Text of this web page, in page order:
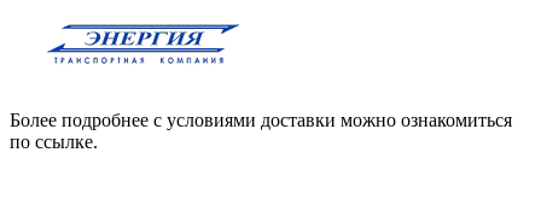
Более подробнее с условиями доставки можно ознакомиться
по ссылке.